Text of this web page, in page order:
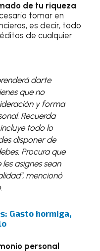
de tu riqueza
tomar en
es decir, todo
de cualquier
darte
que no
y forma
Recuerda
todo lo
disponer de
Procura que
asignes sean
mencionó
Gasto hormiga,
personal